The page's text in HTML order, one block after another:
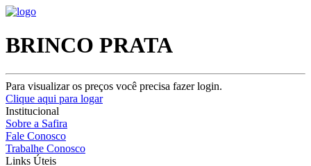
BRINCO PRATA
Para visualizar os preços você precisa fazer login.
Clique aqui para logar
Institucional
Sobre a Safira
Fale Conosco
Trabalhe Conosco
Links Úteis